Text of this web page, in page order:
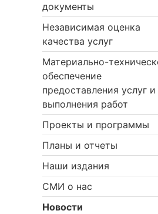
документы
Независимая оценка
качества услуг
Материально-
обеспечение
предоставления услуг и
выполнения работ
Проекты и программы
Планы и отчеты
Наши издания
СМИ о нас
Новости